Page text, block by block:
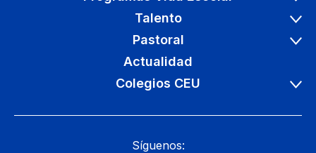
Talento
Pastoral
Actualidad
Colegios CEU
Síguenos: